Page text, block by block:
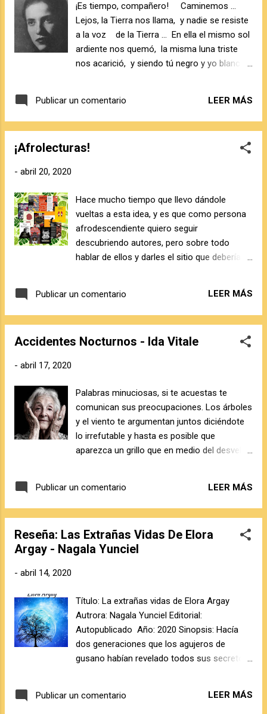
Taylor Jenkins. Daisy es una niña bien
americana, hace lo que quiere desde
demasiado caso, bebe todo el alcohol que
puede, no sabe qué c...
¡Es tiempo, compañero! Caminemos …
Lejos, la Tierra nos llama, y nadie se resiste
a la voz de la Tierra … En ella el mismo sol
ardiente nos quemó, la misma luna triste
nos acarició, y siendo tú negro y yo blanca,
se abra a la pena de tus penas y al placer de
tus placeres hermano Que mis manos
amor tus largas manos negras… Y mi
la Tierra que nos llama… ¡Es tiempo,
compañero! Caminemos …
Publicar un comentario LEER MÁS
¡Afrolecturas!
- abril 20, 2020
Hace mucho tiempo que llevo dándole
vueltas a esta idea, y es que como persona
afrodescendiente quiero seguir
descubriendo autores, pero sobre todo
hablar de ellos y darles el sitio que deberían
empezar, aunque obviamente hay
muchísimos que quiero leer y que se irán
de esto libros llevan digamos que bastante
es que vamos desde autoras ya
consagradas como Maya Angelou, Maryse
Condé (ganadora del Premio Nobel
alternativo), Octavia Butler a autores que
están despegando en este campo como
muchísimas ganas de empezar estas
Marlon James, el cual por el momento me
está encantando, lástima que no pued...
Publicar un comentario LEER MÁS
Accidentes Nocturnos - Ida Vitale
- abril 17, 2020
Palabras minuciosas, si te acuestas te
comunican sus preocupaciones. Los árboles
y el viento te argumentan juntos diciéndote
lo irrefutable y hasta es posible que
aparezca un grillo que en medio del desvelo
que punzan y te dejan el alma, ay, como un
alfiletero. Sólo abrirte a la música te salva:
árida a la almohada, suave delfín dispuesto a
acompañarte, lejos de agobios y
acepte ella para que te acunen, y suplan los
destrozos de los días.
Publicar un comentario LEER MÁS
Reseña: Las Extrañas Vidas De Elora
Argay - Nagala Yunciel
- abril 14, 2020
Título: La extrañas vidas de Elora Argay
Autrora: Nagala Yunciel Editorial:
Autopublicado Año: 2020 Sinopsis: Hacía
dos generaciones que los agujeros de
gusano habían revelado todos sus secretos,
planetas, pues la Tierra estaba al límite de
Publicar un comentario LEER MÁS